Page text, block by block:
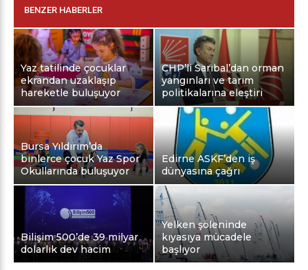
BENZER HABERLER
Yaz tatilinde çocuklar
ekrandan uzaklaşıp
hareketle buluşuyor
CHP’li Sarıbal’dan orman
yangınları ve tarım
politikalarına eleştiri
Bursa Yıldırım’da
binlerce çocuk Yaz Spor
Okullarında buluşuyor
Edirne ASKF’den iş
dünyasına çağrı
Bilişim 500’de 39 milyar
dolarlık dev hacim
Yelken şöleninde
kıyasıya mücadele
başlıyor